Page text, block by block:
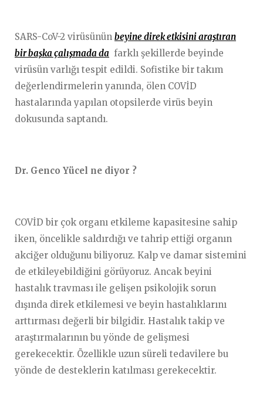
SARS-CoV-2 virüsünün beyine direk etkisini araştıran
bir başka çalışmada da farklı şekillerde beyinde
virüsün varlığı tespit edildi. Sofistike bir takım
değerlendirmelerin yanında, ölen COVİD
hastalarında yapılan otopsilerde virüs beyin
dokusunda saptandı.
Dr. Genco Yücel ne diyor ?
COVİD bir çok organı etkileme kapasitesine sahip
iken, öncelikle saldırdığı ve tahrip ettiği organın
akciğer olduğunu biliyoruz. Kalp ve damar sistemini
de etkileyebildiğini görüyoruz. Ancak beyini
hastalık travması ile gelişen psikolojik sorun
dışında direk etkilemesi ve beyin hastalıklarını
arttırması değerli bir bilgidir. Hastalık takip ve
araştırmalarının bu yönde de gelişmesi
gerekecektir. Özellikle uzun süreli tedavilere bu
yönde de desteklerin katılması gerekecektir.